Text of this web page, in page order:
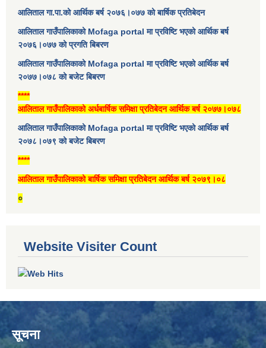
आलिताल गा.पा.को आर्थिक बर्ष २०७६।०७७ को बार्षिक प्रतिबेदन
आलिताल गाउँपालिकाको Mofaga portal मा प्रविष्टि भएको आर्थिक बर्ष
२०७६।०७७ को प्रगति बिबरण
आलिताल गाउँपालिकाको Mofaga portal मा प्रविष्टि भएको आर्थिक बर्ष
२०७७।०७८ को बजेट बिबरण
****
आलिताल गाउँपालिकाको अर्धबार्षिक समिक्षा प्रतिबेदन आर्थिक बर्ष २०७७।०७८
आलिताल गाउँपालिकाको Mofaga portal मा प्रविष्टि भएको आर्थिक बर्ष
२०७८।०७९ को बजेट बिबरण
****
आलिताल गाउँपालिकाको बार्षिक समिक्षा प्रतिबेदन आर्थिक बर्ष २०७९।०८
०
Website Visiter Count
सूचना